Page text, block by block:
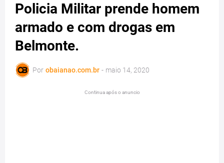
Policia Militar prende homem
armado e com drogas em
Belmonte.
Por obaianao.com.br - maio 14, 2020
Continua após o anuncio